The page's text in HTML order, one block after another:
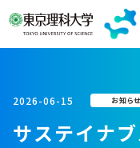
2026-06-15 お知らせ
サステイナ